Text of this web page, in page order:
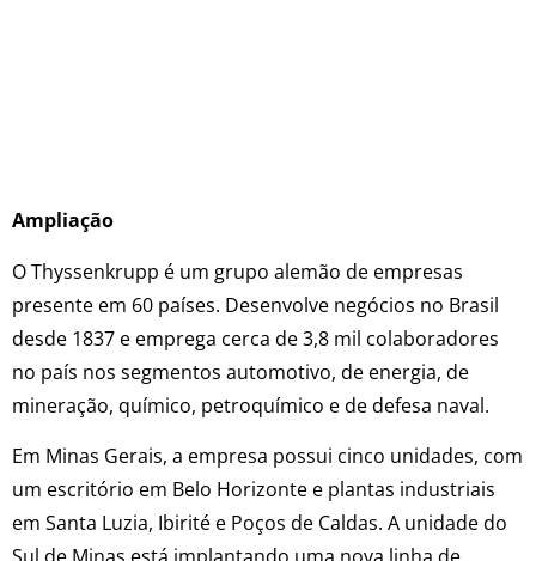
Ampliação
O Thyssenkrupp é um grupo alemão de empresas
presente em 60 países. Desenvolve negócios no Brasil
desde 1837 e emprega cerca de 3,8 mil colaboradores
no país nos segmentos automotivo, de energia, de
mineração, químico, petroquímico e de defesa naval.
Em Minas Gerais, a empresa possui cinco unidades, com
um escritório em Belo Horizonte e plantas industriais
em Santa Luzia, Ibirité e Poços de Caldas. A unidade do